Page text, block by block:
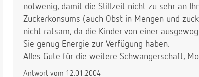
notwenig, damit die Stillzeit nicht zu sehr an
Zuckerkonsums (auch Obst in Mengen und
nicht ratsam, da die Kinder von einer
Sie genug Energie zur Verfügung haben.
Alles Gute für die weitere Schwangerschaft,
Antwort vom 12.01.2004